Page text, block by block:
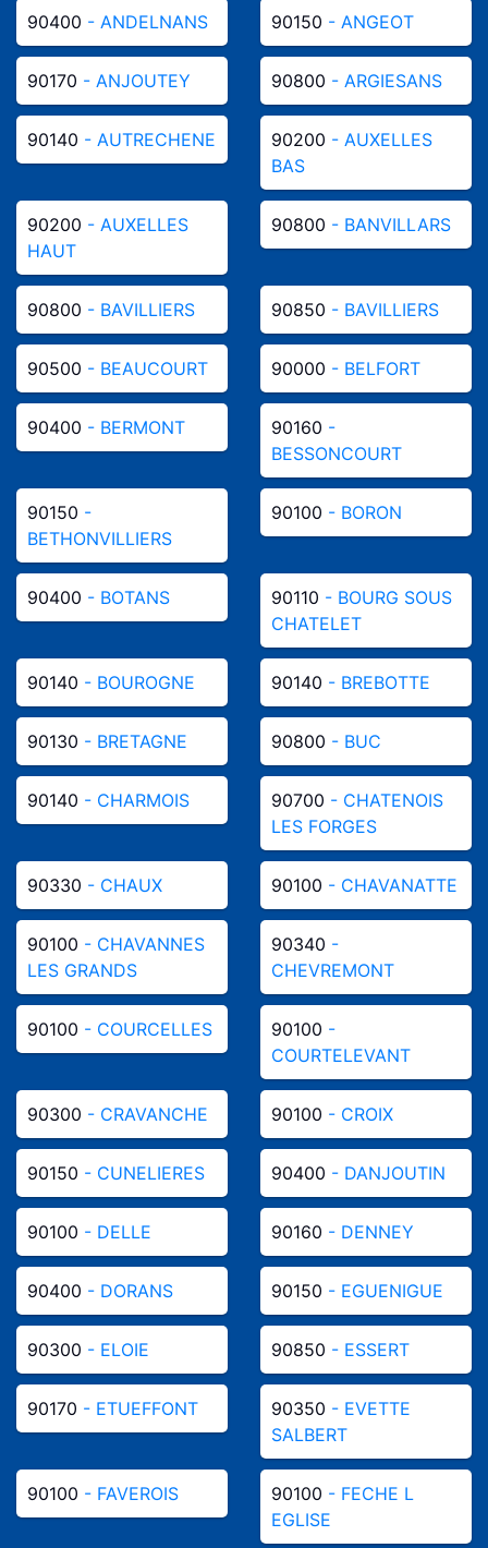
90400 - ANDELNANS 90150 - ANGEOT
90170 - ANJOUTEY 90800 - ARGIESANS
90140 - AUTRECHENE 90200 - AUXELLES
BAS
90200 - AUXELLES
HAUT
90800 - BANVILLARS
90800 - BAVILLIERS 90850 - BAVILLIERS
90500 - BEAUCOURT 90000 - BELFORT
90400 - BERMONT 90160 -
BESSONCOURT
90150 -
BETHONVILLIERS
90100 - BORON
90400 - BOTANS 90110 - BOURG SOUS
CHATELET
90140 - BOUROGNE 90140 - BREBOTTE
90130 - BRETAGNE 90800 - BUC
90140 - CHARMOIS 90700 - CHATENOIS
LES FORGES
90330 - CHAUX 90100 - CHAVANATTE
90100 - CHAVANNES
LES GRANDS
90340 -
CHEVREMONT
90100 - COURCELLES 90100 -
COURTELEVANT
90300 - CRAVANCHE 90100 - CROIX
90150 - CUNELIERES 90400 - DANJOUTIN
90100 - DELLE 90160 - DENNEY
90400 - DORANS 90150 - EGUENIGUE
90300 - ELOIE 90850 - ESSERT
90170 - ETUEFFONT 90350 - EVETTE
SALBERT
90100 - FAVEROIS 90100 - FECHE L
EGLISE